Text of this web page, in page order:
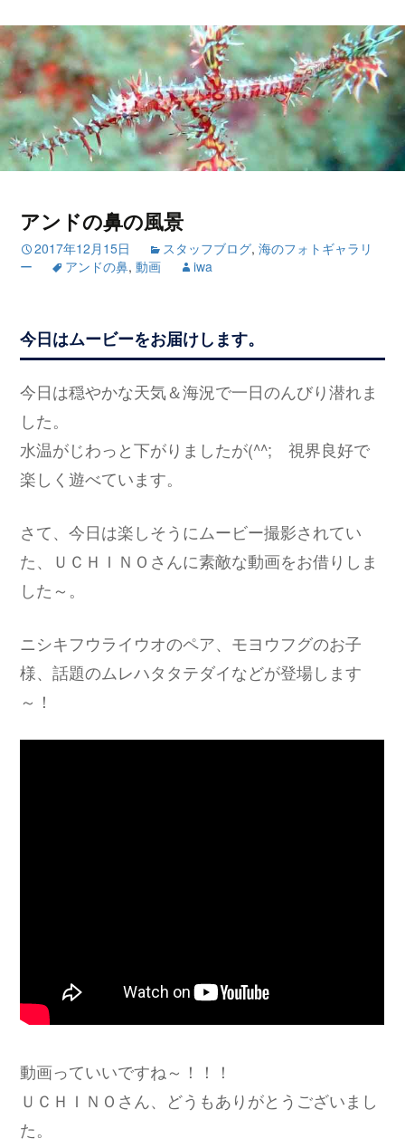
アンドの鼻の風景
2017年12月15日 スタッフブログ,海のフォトギャラリ
ー
アンドの鼻,動画 iwa
今日はムービーをお届けします。
今日は穏やかな天気＆海況で一日のんびり潜れま
した。
水温がじわっと下がりましたが(^^; 視界良好で
楽しく遊べています。
さて、今日は楽しそうにムービー撮影されてい
た、ＵＣＨＩＮＯさんに素敵な動画をお借りしま
した～。
ニシキフウライウオのペア、モヨウフグのお子
様、話題のムレハタタテダイなどが登場します
～！
動画っていいですね～！！！
ＵＣＨＩＮＯさん、どうもありがとうございまし
た。